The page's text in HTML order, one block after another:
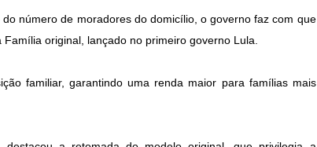
número de moradores do domicílio, o governo faz com que
original, lançado no primeiro governo Lula.
familiar, garantindo uma renda maior para famílias mais